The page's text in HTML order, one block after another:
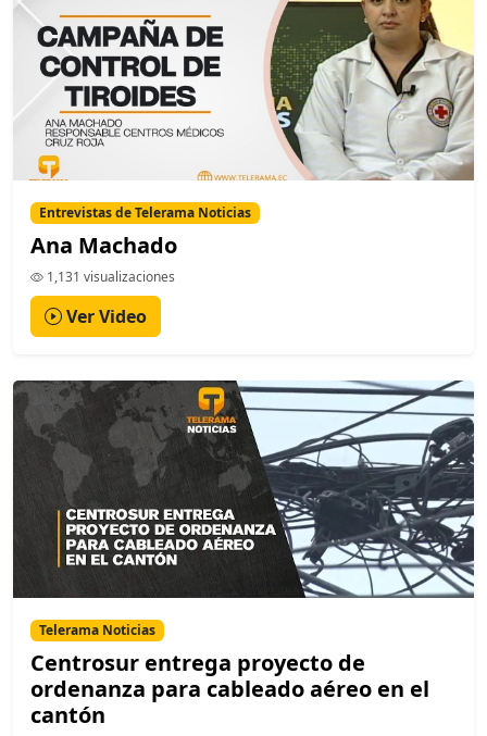
Entrevistas de Telerama Noticias
Ana Machado
1,131 visualizaciones
Ver Video
Telerama Noticias
Centrosur entrega proyecto de
ordenanza para cableado aéreo en el
cantón